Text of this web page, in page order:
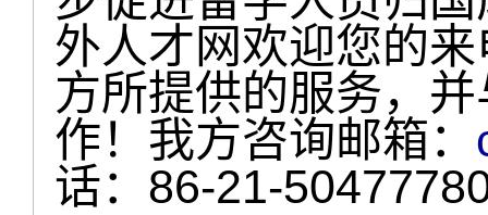
外人才网欢迎您的
方所提供的服务，
作！我方咨询邮箱：
话：86-21-